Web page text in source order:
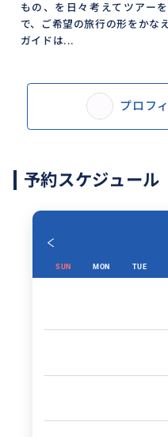
もの、を日々考えてツアー
で、ご希望の旅行の形をかな
ガイドは...
プロフ
予約スケジュール
SUN MON TUE